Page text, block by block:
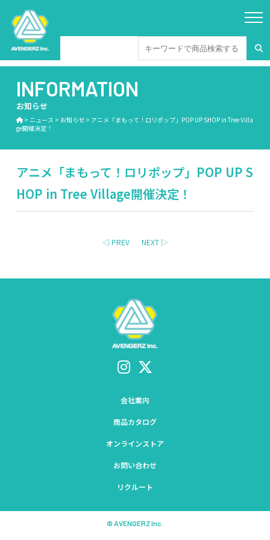
INFORMATION
お知らせ
> ニュース > お知らせ> アニメ「まもって！ロリポップ」POP UP SHOP in Tree Villa
ge開催決定！
アニメ「まもって！ロリポップ」POP UP S
HOP in Tree Village開催決定！
◁ PREV NEXT ▷
会社案内
商品カタログ
オンラインストア
お問い合わせ
リクルート
© AVENGERZ Inc.